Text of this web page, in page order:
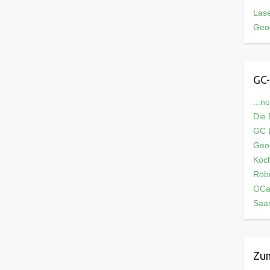
Die
GC